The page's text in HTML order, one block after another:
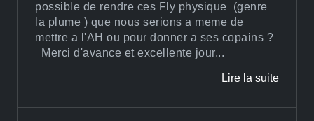
possible de rendre ces Fly physique (genre
la plume ) que nous serions a meme de
mettre a l'AH ou pour donner a ses copains ?
Merci d'avance et excellente jour...
Lire la suite